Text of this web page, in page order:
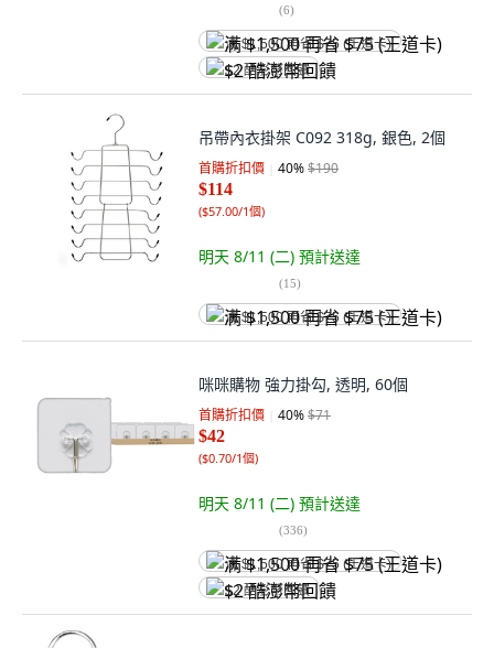
(6)
满 $1,500 再省 $75 (王道卡)
$2 酷澎幣回饋
吊帶內衣掛架 C092 318g, 銀色, 2個
首購折扣價 40%$190
$114
($57.00/1個)
明天 8/11 (二) 預計送達
(15)
满 $1,500 再省 $75 (王道卡)
咪咪購物 強力掛勾, 透明, 60個
首購折扣價 40%$71
$42
($0.70/1個)
明天 8/11 (二) 預計送達
(336)
满 $1,500 再省 $75 (王道卡)
$2 酷澎幣回饋